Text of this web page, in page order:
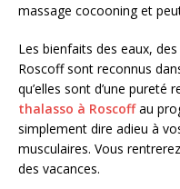
massage cocooning et
Les bienfaits des eaux,
Roscoff sont reconnus
qu’elles sont d’une
thalasso à Roscoffau
simplement dire adieu à
musculaires. Vous
des vacances.